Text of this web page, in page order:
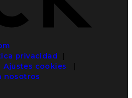
privacidad
Ajustes cookies
nosotros